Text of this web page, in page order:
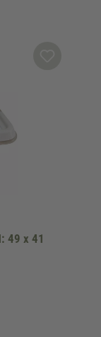
49 x 41